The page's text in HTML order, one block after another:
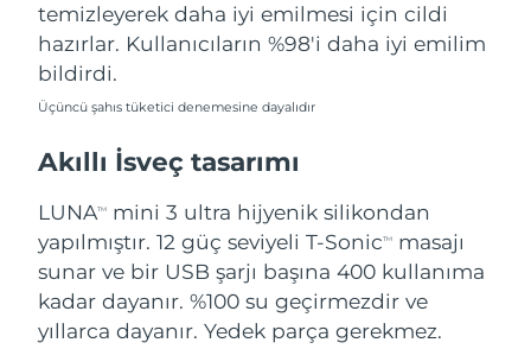
temizleyerek daha iyi emilmesi için cildi
hazırlar. Kullanıcıların %98'i daha iyi emilim
bildirdi.
Üçüncü şahıs tüketici denemesine dayalıdır
Akıllı İsveç tasarımı
LUNATM
mini 3 ultra hijyenik silikondan
yapılmıştır. 12 güç seviyeli T-SonicTM
masajı
sunar ve bir USB şarjı başına 400 kullanıma
kadar dayanır. %100 su geçirmezdir ve
yıllarca dayanır. Yedek parça gerekmez.
Amerika Birleşik
Devletleri
Tahmini teslim tarihi8/11/26
Özbekistan Tahmini teslim tarihi
Vietnam Tahmini teslim tarihi